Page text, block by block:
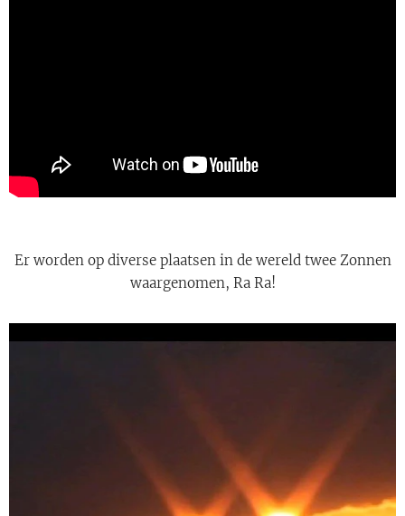
Er worden op diverse plaatsen in de wereld twee Zonnen
waargenomen, Ra Ra!